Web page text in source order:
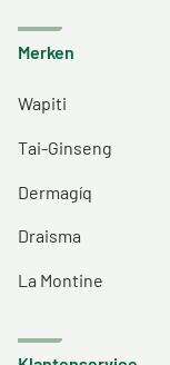
Merken
Wapiti
Tai-Ginseng
Dermagíq
Draisma
La Montine